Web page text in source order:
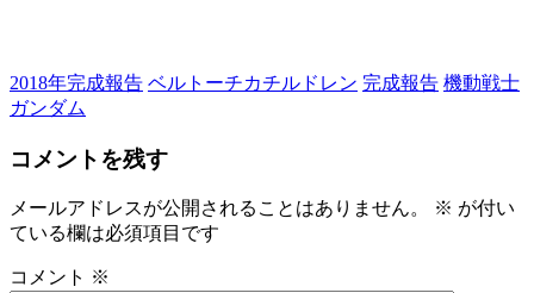
2018年完成報告 ベルトーチカチルドレン 完成報告 機動戦士
ガンダム
コメントを残す
メールアドレスが公開されることはありません。 ※ が付い
ている欄は必須項目です
コメント ※